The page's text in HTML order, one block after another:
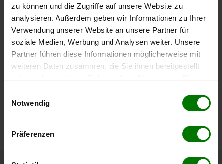
zu können und die Zugriffe auf unsere Website zu
analysieren. Außerdem geben wir Informationen zu Ihrer
Verwendung unserer Website an unsere Partner für
soziale Medien, Werbung und Analysen weiter. Unsere
Partner führen diese Informationen möglicherweise mit
weiteren Daten zusammen, die Sie ihnen bereitgestellt
Notwendig
Präferenzen
September
2025
Januar
2026
Mai
2026
0 €
200 €
Die aktuelle Preisentwicklung für Holzpellets in Österreich
-Seite